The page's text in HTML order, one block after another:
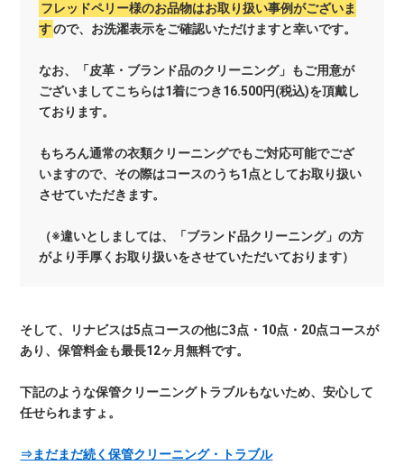
フレッドペリー様のお品物はお取り扱い事例がございま
すので、お洗濯表示をご確認いただけますと幸いです。
なお、「皮革・ブランド品のクリーニング」もご用意が
ございましてこちらは1着につき16.500円(税込)を頂戴し
ております。
もちろん通常の衣類クリーニングでもご対応可能でござ
いますので、その際はコースのうち1点としてお取り扱い
させていただきます。
（※違いとしましては、「ブランド品クリーニング」の方
がより手厚くお取り扱いをさせていただいております）
そして、リナビスは5点コースの他に3点・10点・20点コースが
あり、保管料金も最長12ヶ月無料です。
下記のような保管クリーニングトラブルもないため、安心して
任せられますょ。
⇒まだまだ続く保管クリーニング・トラブル